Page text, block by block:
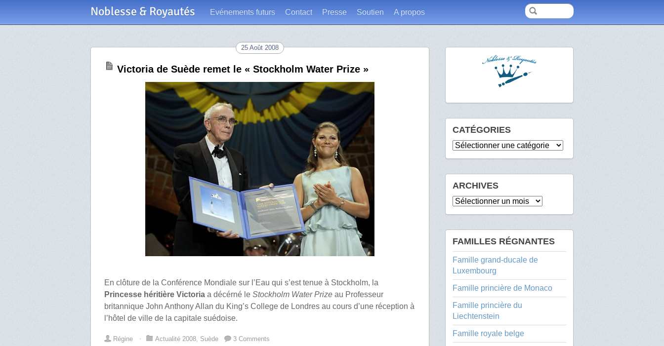
Noblesse & Royautés Evénements futurs Contact Presse Soutien A propos
25 Août 2008
Victoria de Suède remet le « Stockholm Water Prize »
En clôture de la Conférence Mondiale sur l’Eau qui s’est tenue à Stockholm, la
Princesse héritière Victoria a décérné leStockholm Water Prize au Professeur
britannique John Anthony Allan du King’s College de Londres au cours d’une réception à
l’hôtel de ville de la capitale suédoise.
Régine ⋅ Actualité 2008 Suède 3 Comments
CATÉGORIES
Catégories
ARCHIVES
Archives
FAMILLES RÉGNANTES
Famille grand-ducale de
Luxembourg
Famille princière de Monaco
Famille princière du
Liechtenstein
Famille royale belge